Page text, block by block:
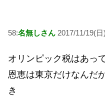
58:名無しさん 2017/11/19(
オリンピック税はあっ
恩恵は東京だけなんだ
き